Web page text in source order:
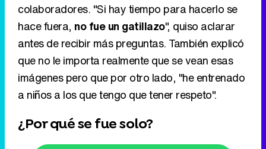
colaboradores. "Si hay tiempo para hacerlo se
hace fuera, no fue un gatillazo", quiso aclarar
antes de recibir más preguntas. También explicó
que no le importa realmente que se vean esas
imágenes pero que por otro lado, "he entrenado
a niños a los que tengo que tener respeto".
¿Por qué se fue solo?